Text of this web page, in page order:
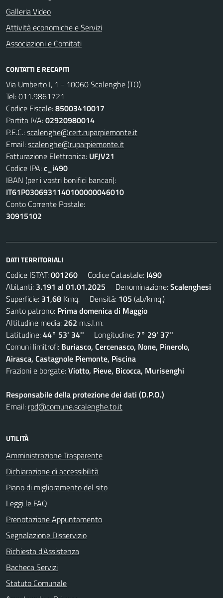
Galleria Video
Attività economiche e Servizi
Associazioni e Comitati
CONTATTI E RECAPITI
Via Umberto I, 1 - 10060 Scalenghe (TO)
Tel:011.9861721
Codice Fiscale:85003410017
Partita IVA:02920980014
P.E.C.:scalenghe@cert.ruparpiemonte.it
Email:scalenghe@ruparpiemonte.it
Fatturazione Elettronica: UFJV21
Codice IPA:c_i490
IBAN (per i vostri bonifici bancari):
IT61P0306931140100000046010
Conto Corrente Postale:
30915102
DATI TERRITORIALI
Codice ISTAT:001260 Codice Catastale: I490
Abitanti: 3.191 al 01.01.2025 Denominazione:Scalenghesi
Superficie: 31,68 Kmq. Densità: 105 (ab/kmq.)
Santo patrono: Prima domenica di Maggio
Altitudine media: 262 m.s.l.m.
Latitudine:44° 53' 34'' Longitudine: 7° 29' 37''
Comuni limitrofi: Buriasco, Cercenasco, None, Pinerolo,
Airasca, Castagnole Piemonte, Piscina
Frazioni e borgate:Viotto, Pieve, Bicocca, Murisenghi
Responsabile della protezione dei dati (D.P.O.)
Email: rpd@comune.scalenghe.to.it
UTILITÀ
Amministrazione Trasparente
Dichiarazione di accessibilità
Piano di miglioramento del sito
Leggi le FAQ
Prenotazione Appuntamento
Segnalazione Disservizio
Richiesta d'Assistenza
Bacheca Servizi
Statuto Comunale